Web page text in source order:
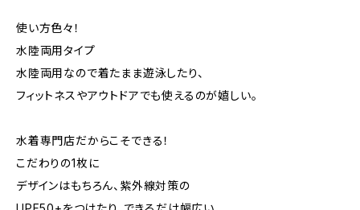
使い方色々！
水陸両用タイプ
水陸両用なので着たまま遊泳したり、
フィットネスやアウトドアでも使えるのが嬉しい。
水着専門店だからこそできる！
こだわりの1枚に
デザインはもちろん、紫外線対策の